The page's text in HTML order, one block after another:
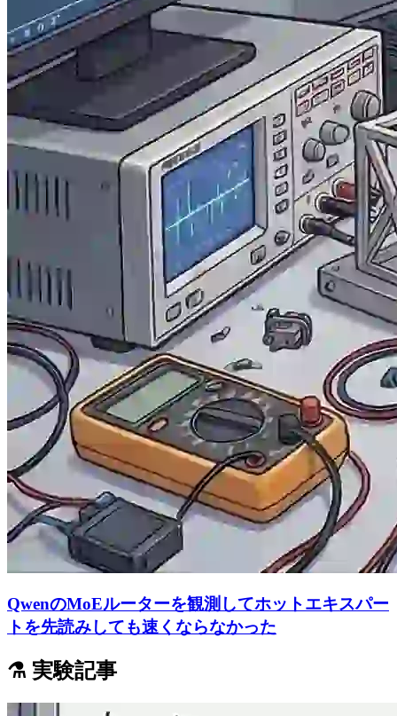
QwenのMoEルーターを観測してホットエキスパー
トを先読みしても速くならなかった
⚗️ 実験記事